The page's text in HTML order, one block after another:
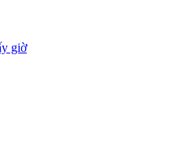
giờ